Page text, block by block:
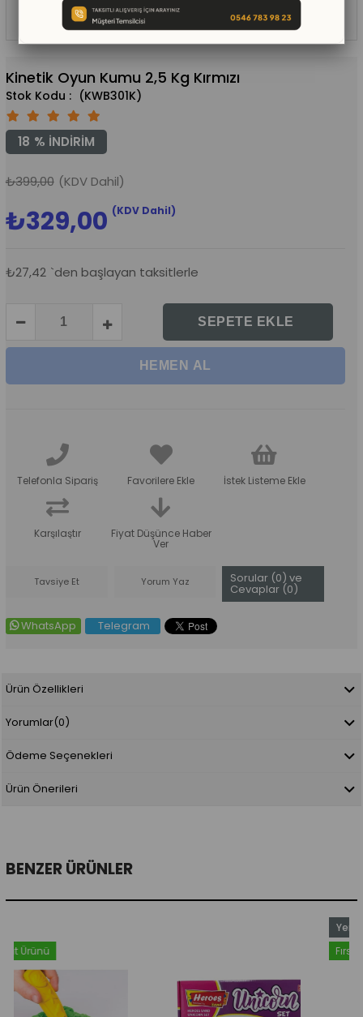
Kinetik Oyun Kumu 2,5 Kg Kırmızı
(KWB301K)
%
18 İNDIRIM
₺399,00 (KDV Dahil)
₺329,00 (KDV Dahil)
₺27,42 `den başlayan taksitlerle
Telefonla Sipariş Favorilere Ekle İstek Listeme Ekle
Karşılaştır Fiyat Düşünce Haber
Ver
Tavsiye Et Yorum Yaz Sorular (0) ve
Cevaplar (0)
WhatsApp Telegram
Ürün Özellikleri
Yorumlar(0)
Ödeme Seçenekleri
Ürün Önerileri
BENZER ÜRÜNLER